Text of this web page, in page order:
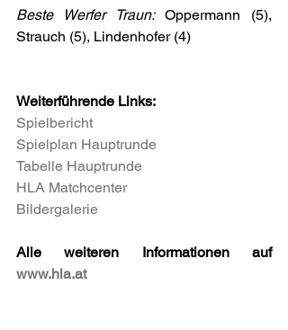
Beste Werfer Traun: Oppermann (5),
Strauch (5), Lindenhofer (4)
Weiterführende Links:
Spielbericht
Spielplan Hauptrunde
Tabelle Hauptrunde
HLA Matchcenter
Bildergalerie
Alle weiteren Informationen auf
www.hla.at